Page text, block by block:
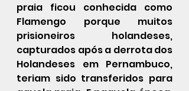
praia ficou conhecida como
Flamengo porque muitos
prisioneiros holandeses,
capturados após a derrota dos
Holandeses em Pernambuco,
teriam sido transferidos para